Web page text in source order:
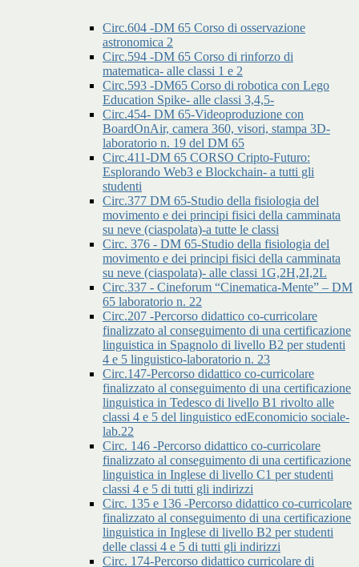
Circ.604 -DM 65 Corso di osservazione
astronomica 2
Circ.594 -DM 65 Corso di rinforzo di
matematica- alle classi 1 e 2
Circ.593 -DM65 Corso di robotica con Lego
Education Spike- alle classi 3,4,5-
Circ.454- DM 65-Videoproduzione con
BoardOnAir, camera 360, visori, stampa 3D-
laboratorio n. 19 del DM 65
Circ.411-DM 65 CORSO Cripto-Futuro:
Esplorando Web3 e Blockchain- a tutti gli
studenti
Circ.377 DM 65-Studio della fisiologia del
movimento e dei principi fisici della camminata
su neve (ciaspolata)-a tutte le classi
Circ. 376 - DM 65-Studio della fisiologia del
movimento e dei principi fisici della camminata
su neve (ciaspolata)- alle classi 1G,2H,2I,2L
Circ.337 - Cineforum “Cinematica-Mente” – DM
65 laboratorio n. 22
Circ.207 -Percorso didattico co-curricolare
finalizzato al conseguimento di una certificazione
linguistica in Spagnolo di livello B2 per studenti
4 e 5 linguistico-laboratorio n. 23
Circ.147-Percorso didattico co-curricolare
finalizzato al conseguimento di una certificazione
linguistica in Tedesco di livello B1 rivolto alle
classi 4 e 5 del linguistico edEconomicio sociale-
lab.22
Circ. 146 -Percorso didattico co-curricolare
finalizzato al conseguimento di una certificazione
linguistica in Inglese di livello C1 per studenti
classi 4 e 5 di tutti gli indirizzi
Circ. 135 e 136 -Percorso didattico co-curricolare
finalizzato al conseguimento di una certificazione
linguistica in Inglese di livello B2 per studenti
delle classi 4 e 5 di tutti gli indirizzi
Circ. 174-Percorso didattico curricolare di